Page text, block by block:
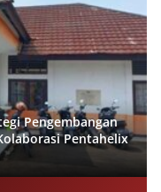
Pengembangan
Pentahelix